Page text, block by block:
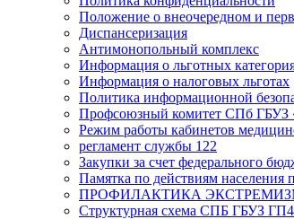
Положение о внеочередном и
Диспансеризация
Антимонопольный комплекс
Информация о льготных
Информация о налоговых льготах
Политика информационной
Профсоюзный комитет СПб ГБУЗ
Режим работы кабинетов
регламент службы 122
Закупки за счет федерального
Памятка по действиям населения
ПРОФИЛАКТИКА
Структурная схема СПБ ГБУЗ